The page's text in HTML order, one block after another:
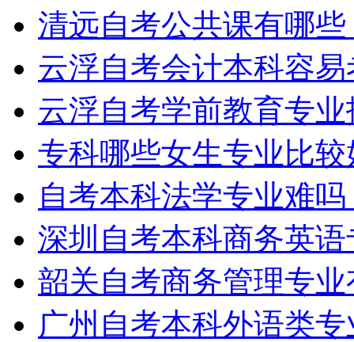
清远自考公共课有哪些
云浮自考会计本科容
云浮自考学前教育专
专科哪些女生专业比较
自考本科法学专业难吗
深圳自考本科商务英
韶关自考商务管理专
广州自考本科外语类